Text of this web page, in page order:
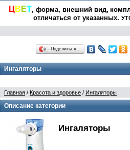
ЦВ ЕТ, форма, внешний вид,
отличаться от указанных.
Поделиться…
Ингаляторы
Главная / Красота и здоровье / Ингаляторы
Описание категории
Ингаляторы